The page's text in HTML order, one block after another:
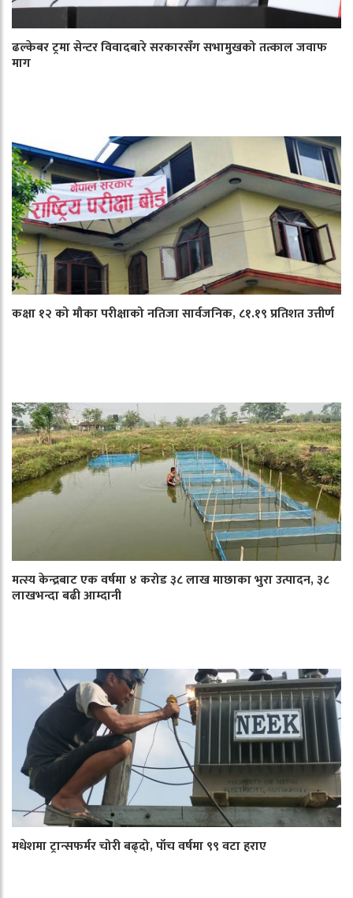
ढल्केबर ट्रमा सेन्टर विवादबारे सरकारसँग सभामुखको तत्काल जवाफ
माग
कक्षा १२ को मौका परीक्षाको नतिजा सार्वजनिक, ८१.१९ प्रतिशत उत्तीर्ण
मत्स्य केन्द्रबाट एक वर्षमा ४ करोड ३८ लाख माछाका भुरा उत्पादन, ३८
लाखभन्दा बढी आम्दानी
मधेशमा ट्रान्सफर्मर चोरी बढ्दो, पाँच वर्षमा ९९ वटा हराए